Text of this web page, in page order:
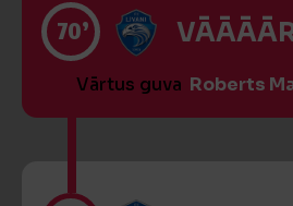
70’
Vārtus guva Roberts